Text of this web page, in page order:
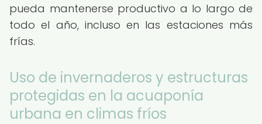
pueda mantenerse productivo a lo largo de
todo el año, incluso en las estaciones más
frías.
Uso de invernaderos y estructuras
protegidas en la acuaponía
urbana en climas fríos